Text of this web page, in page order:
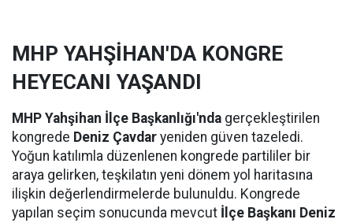
MHP YAHŞİHAN'DA KONGRE
HEYECANI YAŞANDI
MHP Yahşihan İlçe Başkanlığı'nda gerçekleştirilen
kongrede Deniz Çavdar yeniden güven tazeledi.
Yoğun katılımla düzenlenen kongrede partililer bir
araya gelirken, teşkilatın yeni dönem yol haritasına
ilişkin değerlendirmelerde bulunuldu. Kongrede
yapılan seçim sonucunda mevcut İlçe Başkanı Deniz